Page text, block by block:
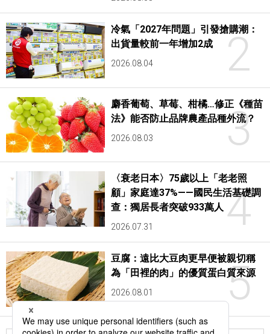
2
冷氣「2027年問題」引發搶購潮：
出貨量較前一年增加2成
2026.08.04
3
麝香葡萄、草莓、柑橘…修正《種苗
法》能否防止品牌農產品種外流？
2026.08.03
4
〈衰老日本〉75歲以上「老老照
顧」家庭達37%——國民生活基礎調
查：獨居長者突破933萬人
2026.07.31
5
豆腐：遠比大豆肉更早便被親切稱
為「田裡的肉」的優質蛋白質來源
2026.08.01